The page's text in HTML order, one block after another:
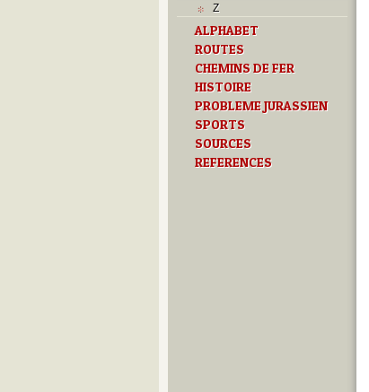
Z
ALPHABET
ROUTES
CHEMINS DE FER
HISTOIRE
PROBLEME JURASSIEN
SPORTS
SOURCES
REFERENCES